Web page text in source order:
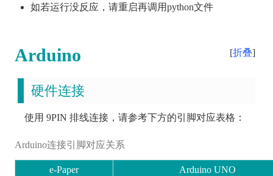
如若运行没反应，请重启再调用python文件
折叠
Arduino
硬件连接
使用 9PIN 排线连接，请参考下方的引脚对应表格：
Arduino连接引脚对应关系
e-Paper
Arduino UNO